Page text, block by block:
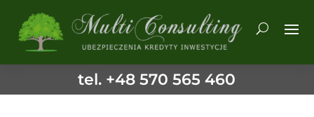
tel. +48 570 565 460